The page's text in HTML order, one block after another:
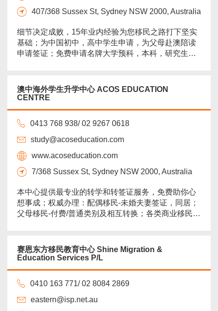
407/368 Sussex St, Sydney NSW 2000, Australia
细节决定成败，15年业内经验为您移民之路打下坚实
基础；为中国初中，高中学生申请，为父母赴澳陪读
申请签证；免费申请名牌大学预科，本科，研究生课
民方案。... more
澳中海外学生升学中心 ACOS EDUCATION
CENTRE
0413 768 938/ 02 9267 0618
study@acoseducation.com
www.acoseducation.com
7/368 Sussex St, Sydney NSW 2000, Australia
本中心提供最专业的转学和转签证服务，免费助你心
想事成；权威办理：配偶移民-未婚夫妻签证，同居；
父母移民-付费/普通类别及相互转换；各类商业移民临
赛恩东方移民教育中心 Shine Migration &
Education Services P/L
0410 163 771/ 02 8084 2869
eastern@isp.net.au